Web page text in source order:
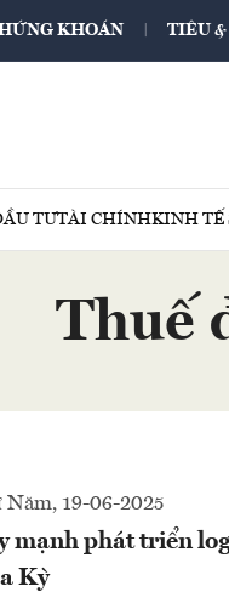
KHOÁN TIÊU &
TƯTÀI CHÍNHKINH TẾ
Thuế
Năm, 19-06-2025
mạnh phát triển
Kỳ